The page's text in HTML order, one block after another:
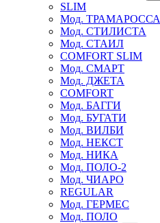
SLIM
Мод. ТРАМАРОССА
Мод. СТИЛИСТА
Мод. СТАИЛ
COMFORT SLIM
Мод. СМАРТ
Мод. ДЖЕТА
COMFORT
Мод. БАГГИ
Мод. БУГАТИ
Мод. ВИЛБИ
Мод. НЕКСТ
Мод. НИКА
Мод. ПОЛО-2
Мод. ЧИАРО
REGULAR
Мод. ГЕРМЕС
Мод. ПОЛО